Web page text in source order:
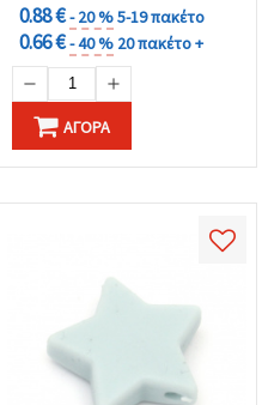
0.88 €- 20 %5-19 πακέτο
0.66 €- 40 % 20 πακέτο +
ΑΓΟΡΆ